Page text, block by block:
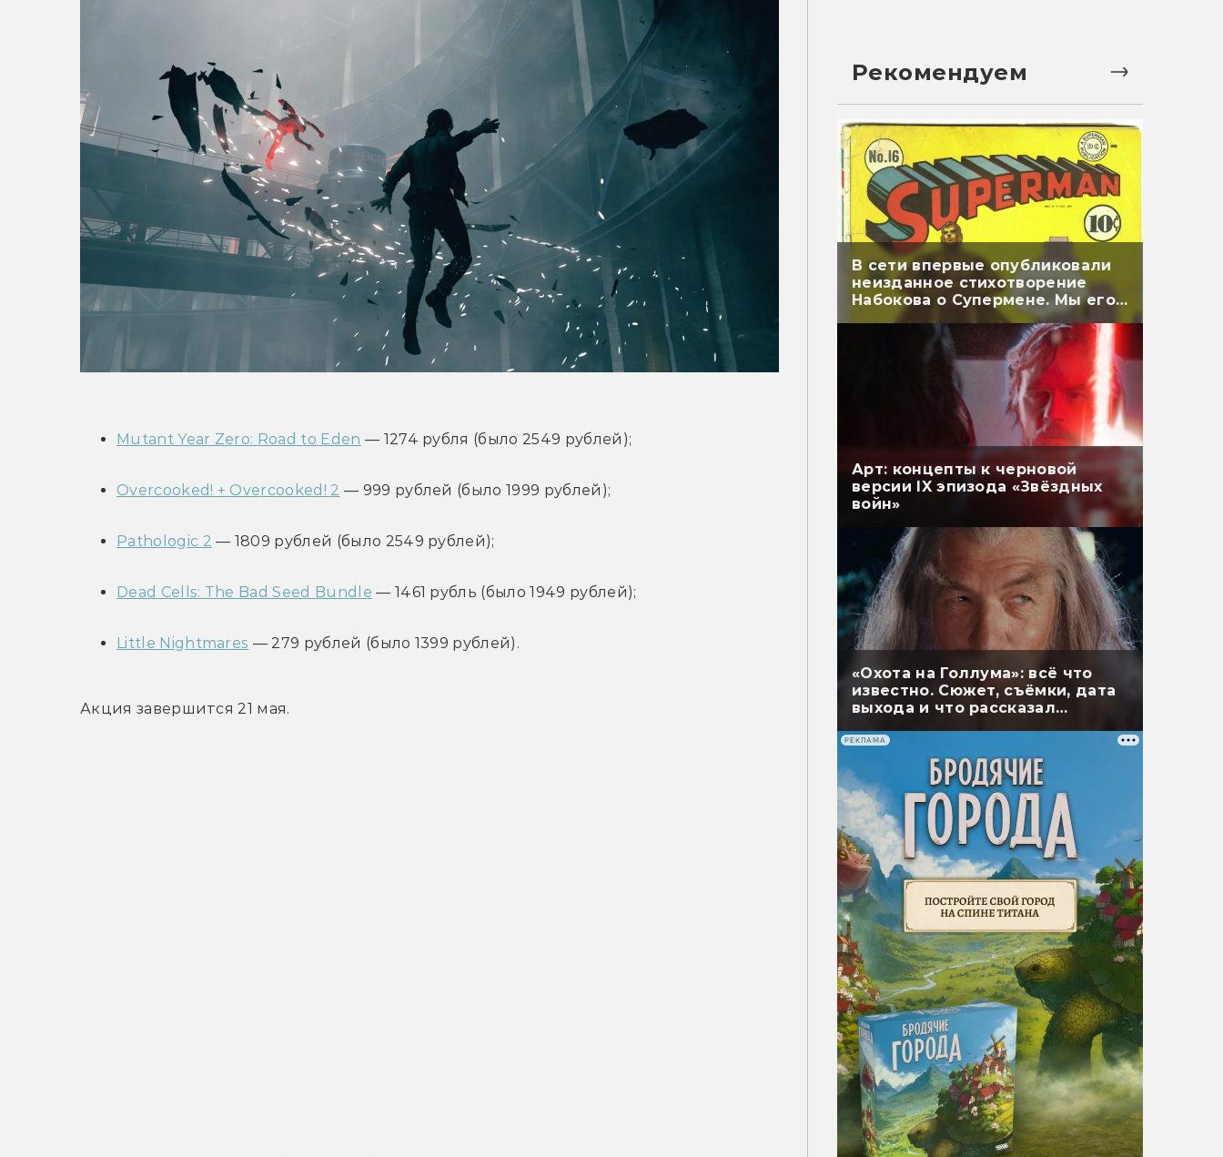
Mutant Year Zero: Road to Eden — 1274 рубля (было 2549 рублей);
Overcooked! + Overcooked! 2 — 999 рублей (было 1999 рублей);
Pathologic 2 — 1809 рублей (было 2549 рублей);
Dead Cells: The Bad Seed Bundle — 1461 рубль (было 1949 рублей);
Little Nightmares — 279 рублей (было 1399 рублей).
Акция завершится 21 мая.
Рекомендуем
В сети впервые опубликовали
неизданное стихотворение
Набокова о Супермене. Мы его
перевели
Арт: концепты к черновой
версии IX эпизода «Звёздных
войн»
«Охота на Голлума»: всё что
известно. Сюжет, съёмки, дата
выхода и что рассказал
РЕКЛАМА